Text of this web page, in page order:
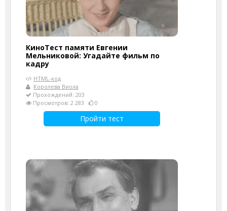
КиноТест памяти Евгении
Мельниковой: Угадайте фильм по
кадру
HTML-код
Королева Виола
Прохождений: 203
Просмотров: 2 283
0
Пройти тест